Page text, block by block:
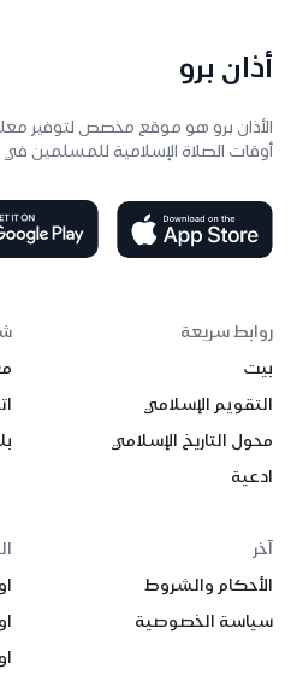
أذان برو
الأذان برو هو موقع مخصص لتوفير
أوقات الصلاة الإسلامية للمسلمين في
روابط سريعة
بيت
التقويم الإسلامي
محول التاريخ الإسلامي
ادعية
آخر
الأحكام والشروط
سياسة الخصوصية